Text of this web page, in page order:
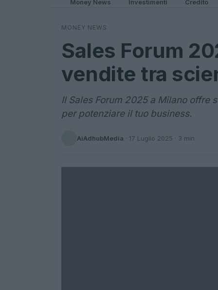
Money News Investimenti Credito
MONEY NEWS
Sales Forum
vendite tra
Il Sales Forum 2025 a Milano
per potenziare il tuo business.
AiAdhubMedia · 17 Luglio 2025 · 3 min